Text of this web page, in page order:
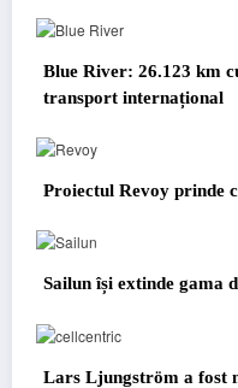
Blue River: 26.123 km
transport internațional
Proiectul Revoy prinde
Sailun își extinde gama
Lars Ljungström a fost